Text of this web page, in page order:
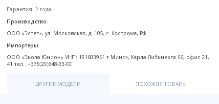
Welt-wasser
Esbano
Смотреть все
Форма
Угловая
Прямоугольные
Сиденья
Смотреть все
Смотреть все
Пьедесталы
Пьедесталы
Полупьедесталы
Смотреть все
Vega
Гладильные доски
Насосы
Этажерки, стеллажи, полки
Гарантия: 2 года
Производство:
ООО «Эстет», ул. Московская, д. 105, г. Кострома, РФ
Импортеры:
ООО «Экола Юнион» УНП: 191603961 г.Минск, Карла Либкнехта 66, офис 21,
41 тел.: +375(29)648-33-00
ДРУГИЕ МОДЕЛИ ПОХОЖИЕ ТОВАРЫ